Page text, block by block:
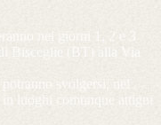
nei giorni 1, 2 e 3
Bisceglie (BT) alla Via
svolgersi, nel
luoghi comunque attigui